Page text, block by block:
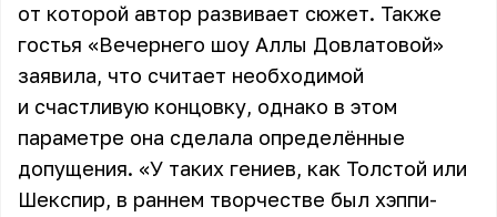
от которой автор развивает сюжет. Также
гостья «Вечернего шоу Аллы Довлатовой»
заявила, что считает необходимой
и счастливую концовку, однако в этом
параметре она сделала определённые
допущения. «У таких гениев, как Толстой или
Шекспир, в раннем творчестве был хэппи-